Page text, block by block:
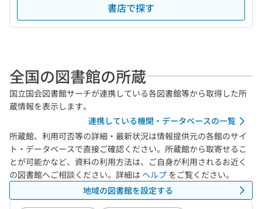
書店で探す
全国の図書館の所蔵
国立国会図書館サーチが連携している各図書館等から取得した所
蔵情報を表示します。
連携している機関・データベースの一覧
所蔵館、利用可否等の詳細・最新状況は情報提供元の各館のサイ
ト・データベースで直接ご確認ください。所蔵館から取寄せるこ
とが可能かなど、資料の利用方法は、ご自身が利用されるお近く
の図書館へご相談ください。詳細は ヘルプ をご覧ください。
地域の図書館を設定する